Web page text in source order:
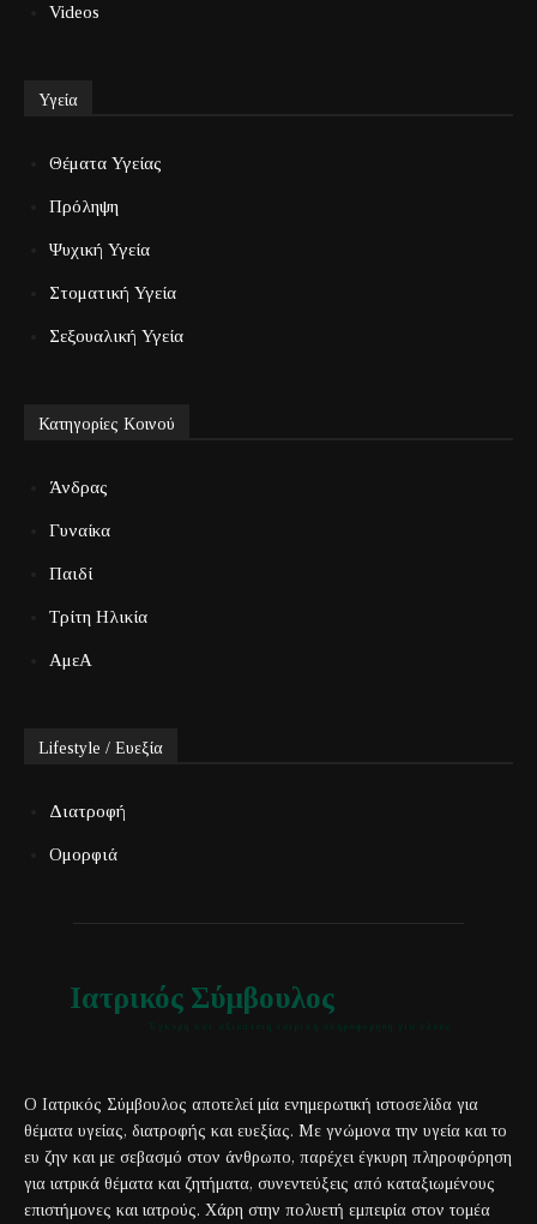
Videos
Υγεία
Θέματα Υγείας
Πρόληψη
Ψυχική Υγεία
Στοματική Υγεία
Σεξουαλική Υγεία
Κατηγορίες Κοινού
Άνδρας
Γυναίκα
Παιδί
Τρίτη Ηλικία
ΑμεΑ
Lifestyle / Ευεξία
Διατροφή
Ομορφιά
Ιατρικός Σύμβουλος
Ο Ιατρικός Σύμβουλος αποτελεί μία ενημερωτική ιστοσελίδα για
θέματα υγείας, διατροφής και ευεξίας. Με γνώμονα την υγεία και το
ευ ζην και με σεβασμό στον άνθρωπο, παρέχει έγκυρη πληροφόρηση
για ιατρικά θέματα και ζητήματα, συνεντεύξεις από καταξιωμένους
επιστήμονες και ιατρούς. Χάρη στην πολυετή εμπειρία στον τομέα